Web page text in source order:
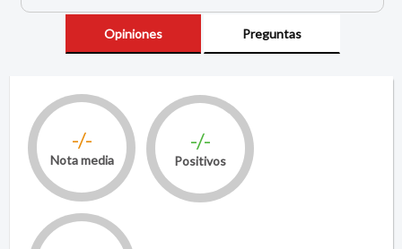
Opiniones Preguntas
-/-
Nota media
-/-
Positivos